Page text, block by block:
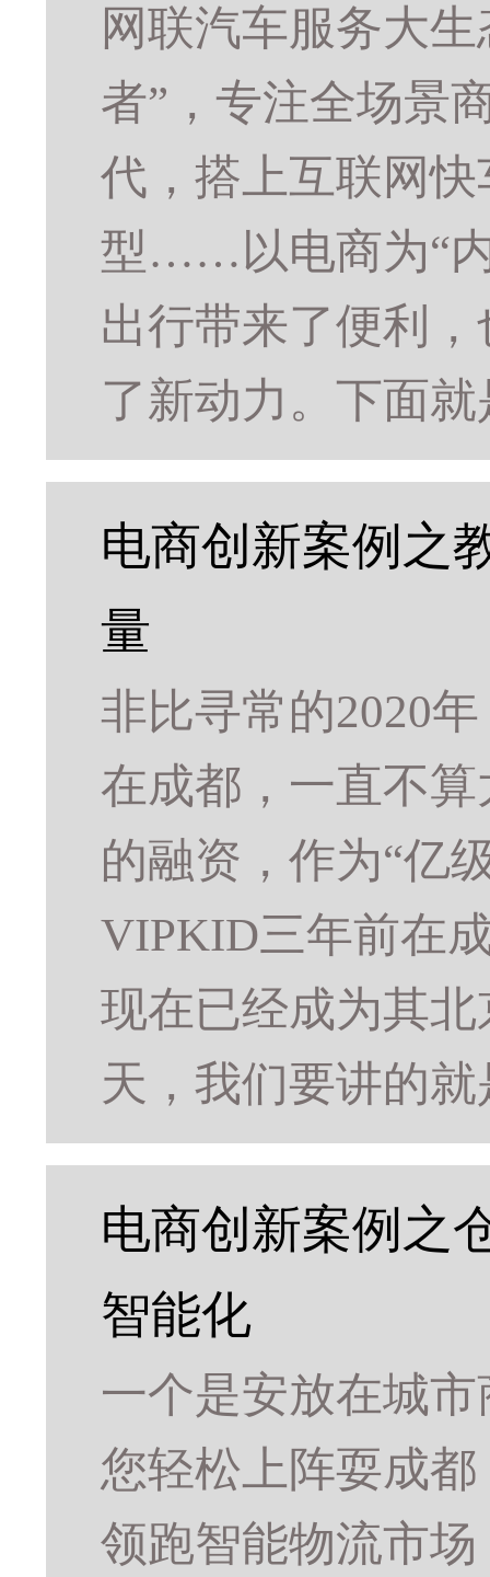
网联汽车服务大
者”，专注全场景
代，搭上互联网
型……以电商为“
出行带来了便利
了新动力。下面
电商创新案例之
量
非比寻常的2020
在成都，一直不
的融资，作为“亿
VIPKID三年前在
现在已经成为其
天，我们要讲的
电商创新案例之
智能化
一个是安放在城
您轻松上阵耍成
领跑智能物流市